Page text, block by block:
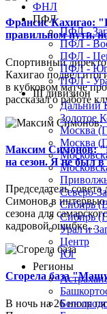
Франсис Кахигао:
правильном пути,
Спортивный
Кахигао подвел
в кубковом матче
рассказал о работе
Максим Симонов:
на сезон. Я не был
Председатель
Симонов в
сезона для
кадровой ошибке...
Сгорела база
В ночь на 26 июля
ФНЛ
ПФЛ
ПФЛ -
ПФЛ -
ПФЛ -
ПФЛ -
ПФЛ -
III дивизион
Дальний
Золотое
Москва
Москва
Северо-
Сибирь
Сибирь
Урал и
Центр
Юг
Регионы